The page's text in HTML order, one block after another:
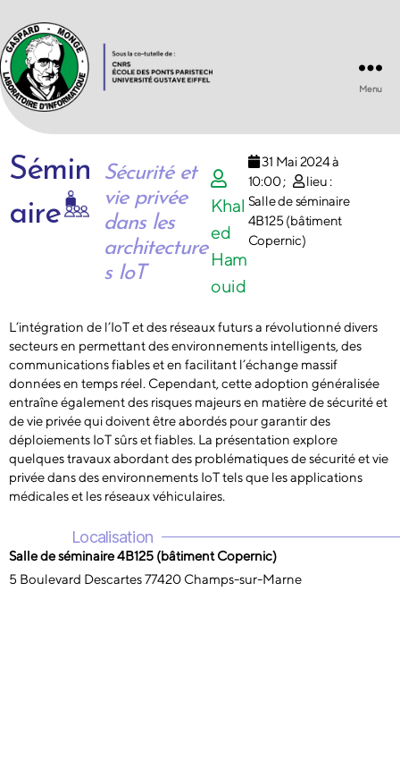
Laboratoire
d'Informatique
Monge
UMR
8049
Menu
Sémin
aire
Sécurité et
vie privée
dans les
architecture
s IoT
Khal
ed
Ham
ouid
31 Mai 2024 à
10:00;
lieu :
Salle de séminaire
4B125 (bâtiment
Copernic)
L’intégration de l’IoT et des réseaux futurs a révolutionné divers
secteurs en permettant des environnements intelligents, des
communications fiables et en facilitant l’échange massif
données en temps réel. Cependant, cette adoption généralisée
entraîne également des risques majeurs en matière de sécurité et
de vie privée qui doivent être abordés pour garantir des
déploiements IoT sûrs et fiables. La présentation explore
quelques travaux abordant des problématiques de sécurité et vie
privée dans des environnements IoT tels que les applications
médicales et les réseaux véhiculaires.
Localisation
Salle de séminaire 4B125 (bâtiment Copernic)
5 Boulevard Descartes 77420 Champs-sur-Marne